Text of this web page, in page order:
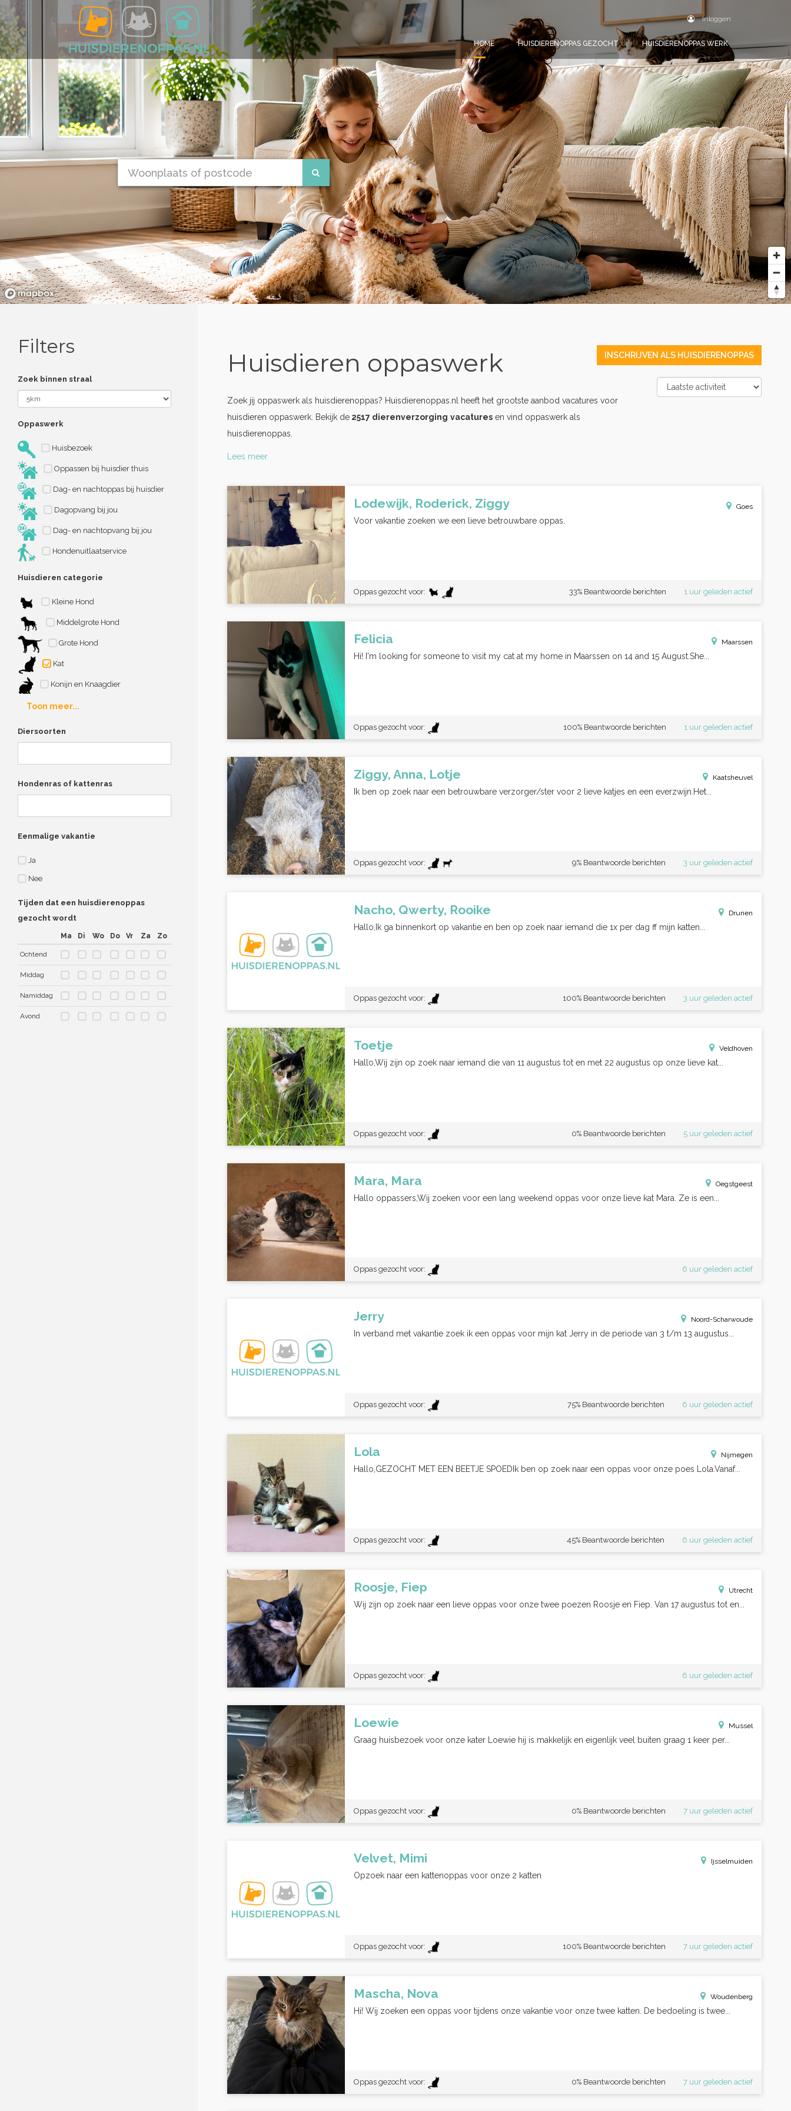
Inloggen
HOME HUISDIERENOPPAS GEZOCHT HUISDIERENOPPAS WERK
Filters
Zoek binnen straal
Oppaswerk
Huisbezoek
Oppassen bij huisdier thuis
Dag- en nachtoppas bij huisdier
Dagopvang bij jou
Dag- en nachtopvang bij jou
Hondenuitlaatservice
Huisdieren categorie
Kleine Hond
Middelgrote Hond
Grote Hond
Kat
Konijn en Knaagdier
Toon meer...
Diersoorten
Hondenras of kattenras
Eenmalige vakantie
Ja
Nee
Tijden dat een huisdierenoppas
gezocht wordt
Ma Di Wo Do Vr Za Zo
Ochtend
Middag
Namiddag
Avond
Huisdieren oppaswerk
Zoek jij oppaswerk als huisdierenoppas? Huisdierenoppas.nl heeft het grootste aanbod vacatures voor
huisdieren oppaswerk. Bekijk de 2517 dierenverzorging vacatures en vind oppaswerk als
huisdierenoppas.
Lees meer
INSCHRIJVEN ALS HUISDIERENOPPAS
Lodewijk, Roderick, Ziggy Goes
Voor vakantie zoeken we een lieve betrouwbare oppas.
Oppas gezocht voor: 1 uur geleden actief
33% Beantwoorde berichten
Felicia Maarssen
Hi! I'm looking for someone to visit my cat at my home in Maarssen on 14 and 15 August.She...
Oppas gezocht voor: 1 uur geleden actief
100% Beantwoorde berichten
Ziggy, Anna, Lotje Kaatsheuvel
Ik ben op zoek naar een betrouwbare verzorger/ster voor 2 lieve katjes en een everzwijn.Het...
Oppas gezocht voor: 3 uur geleden actief
9% Beantwoorde berichten
Nacho, Qwerty, Rooike Drunen
Hallo,Ik ga binnenkort op vakantie en ben op zoek naar iemand die 1x per dag ff mijn katten...
Oppas gezocht voor: 3 uur geleden actief
100% Beantwoorde berichten
Toetje Veldhoven
Hallo,Wij zijn op zoek naar iemand die van 11 augustus tot en met 22 augustus op onze lieve kat...
Oppas gezocht voor: 5 uur geleden actief
0% Beantwoorde berichten
Mara, Mara Oegstgeest
Hallo oppassers,Wij zoeken voor een lang weekend oppas voor onze lieve kat Mara. Ze is een...
Oppas gezocht voor: 6 uur geleden actief
Jerry Noord-Scharwoude
In verband met vakantie zoek ik een oppas voor mijn kat Jerry in de periode van 3 t/m 13 augustus...
Oppas gezocht voor: 6 uur geleden actief
75% Beantwoorde berichten
Lola Nijmegen
Hallo,GEZOCHT MET EEN BEETJE SPOEDIk ben op zoek naar een oppas voor onze poes Lola.Vanaf...
Oppas gezocht voor: 6 uur geleden actief
45% Beantwoorde berichten
Roosje, Fiep Utrecht
Wij zijn op zoek naar een lieve oppas voor onze twee poezen Roosje en Fiep. Van 17 augustus tot en...
Oppas gezocht voor: 6 uur geleden actief
Loewie Mussel
Graag huisbezoek voor onze kater Loewie hij is makkelijk en eigenlijk veel buiten graag 1 keer per...
Oppas gezocht voor: 7 uur geleden actief
0% Beantwoorde berichten
Velvet, Mimi Ijsselmuiden
Opzoek naar een kattenoppas voor onze 2 katten
Oppas gezocht voor: 7 uur geleden actief
100% Beantwoorde berichten
Mascha, Nova Woudenberg
Hi! Wij zoeken een oppas voor tijdens onze vakantie voor onze twee katten. De bedoeling is twee...
Oppas gezocht voor: 7 uur geleden actief
0% Beantwoorde berichten